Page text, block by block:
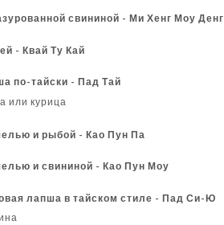
свининой - Ми Хенг Моу Денг
- Квай Ту Кай
по-тайски - Пад Тай
или курица
и рыбой - Као Пун Па
и свининой - Као Пун Моу
лапша в тайском стиле - Пад Си-Ю